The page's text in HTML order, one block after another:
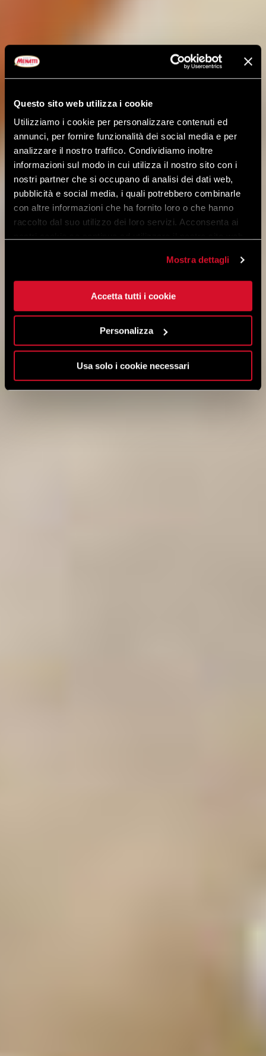
Questo sito web utilizza i cookie
Utilizziamo i cookie per personalizzare contenuti ed
annunci, per fornire funzionalità dei social media e per
analizzare il nostro traffico. Condividiamo inoltre
informazioni sul modo in cui utilizza il nostro sito con i
nostri partner che si occupano di analisi dei dati web,
pubblicità e social media, i quali potrebbero combinarle
con altre informazioni che ha fornito loro o che hanno
raccolto dal suo utilizzo dei loro servizi. Acconsenta ai
Mostra dettagli
Accetta tutti i cookie
Personalizza
Usa solo i cookie necessari